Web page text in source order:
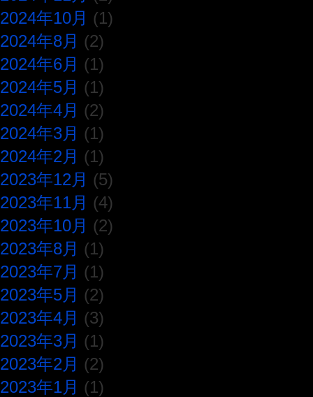
2024年10月 (1)
2024年8月 (2)
2024年6月 (1)
2024年5月 (1)
2024年4月 (2)
2024年3月 (1)
2024年2月 (1)
2023年12月 (5)
2023年11月 (4)
2023年10月 (2)
2023年8月 (1)
2023年7月 (1)
2023年5月 (2)
2023年4月 (3)
2023年3月 (1)
2023年2月 (2)
2023年1月 (1)